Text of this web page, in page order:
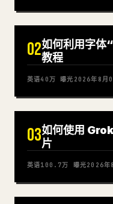
02如何利用字体
教程
英语40万 曝光 2026年8月
03如何使用
片
英语100.7万 曝光2026年